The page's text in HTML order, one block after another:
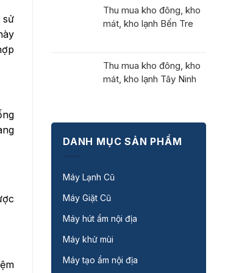
sử
Thu mua kho đông, kho
mát, kho lạnh Bến Tre
Thu mua kho đông, kho
mát, kho lạnh Tây Ninh
DANH MỤC SẢN PHẨM
Máy Lạnh Cũ
Máy Giặt Cũ
Máy hút ẩm nội địa
Máy khử mùi
Máy tạo ẩm nội địa